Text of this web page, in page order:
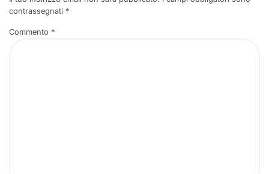
contrassegnati *
Commento *